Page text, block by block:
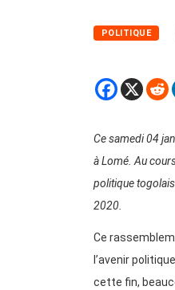
POLITIQUE
Ce samedi 04
à Lomé. Au
politique
2020.
Ce
l’avenir
cette fin,